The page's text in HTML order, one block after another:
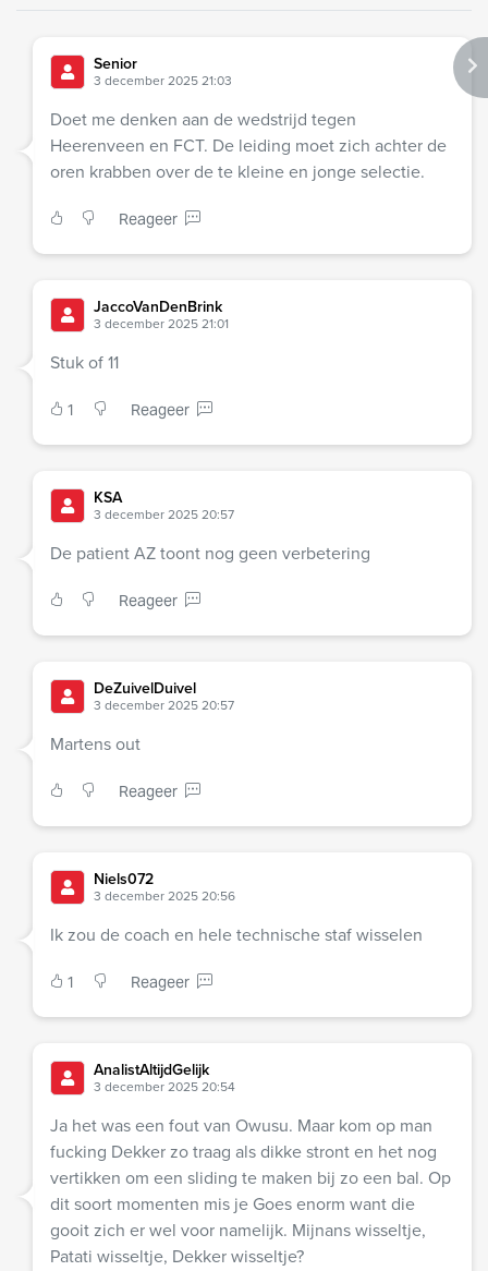
Senior
3 december 2025 21:03
Doet me denken aan de wedstrijd tegen
Heerenveen en FCT. De leiding moet zich achter de
oren krabben over de te kleine en jonge selectie.
Reageer
JaccoVanDenBrink
3 december 2025 21:01
Stuk of 11
1 Reageer
KSA
3 december 2025 20:57
De patient AZ toont nog geen verbetering
Reageer
DeZuivelDuivel
3 december 2025 20:57
Martens out
Reageer
Niels072
3 december 2025 20:56
Ik zou de coach en hele technische staf wisselen
1 Reageer
AnalistAltijdGelijk
3 december 2025 20:54
Ja het was een fout van Owusu. Maar kom op man
fucking Dekker zo traag als dikke stront en het nog
vertikken om een sliding te maken bij zo een bal. Op
dit soort momenten mis je Goes enorm want die
gooit zich er wel voor namelijk. Mijnans wisseltje,
Patati wisseltje, Dekker wisseltje?